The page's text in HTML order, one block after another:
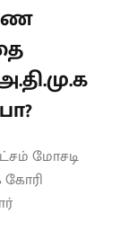
மோசடி
கோரி